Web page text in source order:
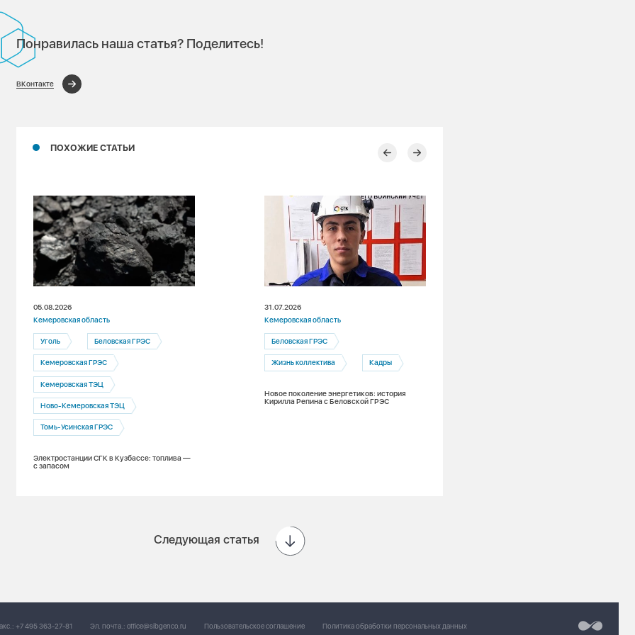
Понравилась наша статья? Поделитесь!
ВКонтакте
ПОХОЖИЕ СТАТЬИ
05.08.2026
Кемеровская область
Уголь Беловская ГРЭС
Кемеровская ГРЭС
Кемеровская ТЭЦ
Ново-Кемеровская ТЭЦ
Томь-Усинская ГРЭС
Электростанции СГК в Кузбассе: топлива —
с запасом
31.07.2026
Кемеровская область
Беловская ГРЭС
Жизнь коллектива Кадры
Новое поколение энергетиков: история
Кирилла Репина с Беловской ГРЭС
Следующая статья
+7 495 363-27-81 Эл. почта.: office@sibgenco.ru Пользовательское соглашение Политика обработки персональных данных Разработка